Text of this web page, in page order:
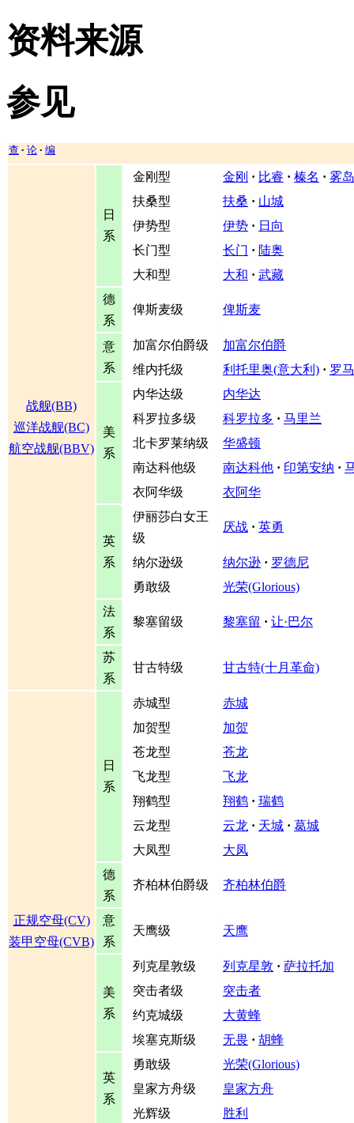
资料来源
参见
查 • 论 • 编
战舰(BB)
巡洋战舰(BC)
航空战舰(BBV)
日
系
金刚型 金刚 · 比睿 · 榛名 · 雾岛
扶桑型
扶桑 · 山城
伊势型
伊势 · 日向
长门型
长门 · 陆奥
大和型
大和 · 武藏
德
系
俾斯麦级 俾斯麦
意
系
加富尔伯爵级
加富尔伯爵
维内托级
利托里奥(意大利) · 罗马
美
系
内华达级
内华达
科罗拉多级
科罗拉多 · 马里兰
北卡罗莱纳级
华盛顿
南达科他级
南达科他 · 印第安纳 ·
衣阿华级
衣阿华
英
系
伊丽莎白女王
级
厌战 · 英勇
纳尔逊级 纳尔逊 · 罗德尼
勇敢级
光荣(Glorious)
法
系
黎塞留级 黎塞留 · 让·巴尔
苏
系
甘古特级 甘古特(十月革命)
正规空母(CV)
装甲空母(CVB)
日
系
赤城型
赤城
加贺型
加贺
苍龙型
苍龙
飞龙型
飞龙
翔鹤型
翔鹤 · 瑞鹤
云龙型
云龙 · 天城 · 葛城
大凤型
大凤
德
系
齐柏林伯爵级 齐柏林伯爵
意
系
天鹰级 天鹰
美
系
列克星敦级 列克星敦 · 萨拉托加
突击者级
突击者
约克城级
大黄蜂
埃塞克斯级
无畏 · 胡蜂
英
系
勇敢级
光荣(Glorious)
皇家方舟级
皇家方舟
光辉级
胜利